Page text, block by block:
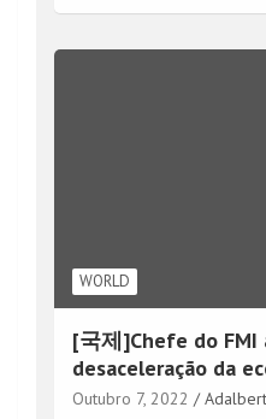
WORLD
[국제]Chefe do
desaceleração da
Outubro 7, 2022